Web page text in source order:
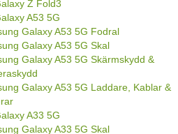
Z Fold3
A53 5G
Galaxy A53 5G Fodral
Galaxy A53 5G Skal
Galaxy A53 5G Skärmskydd &
Galaxy A53 5G Laddare, Kablar &
A33 5G
Galaxy A33 5G Skal